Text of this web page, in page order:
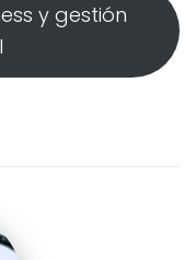
y gestión